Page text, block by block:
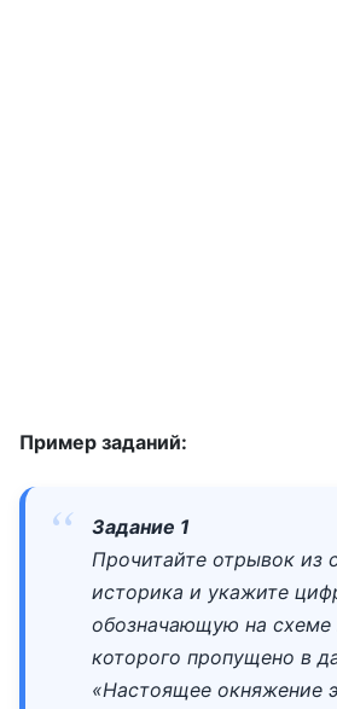
Пример заданий:
Задание 1
Прочитайте отрывок из
историка и укажите
обозначающую на схеме
которого пропущено в
«Настоящее окняжение